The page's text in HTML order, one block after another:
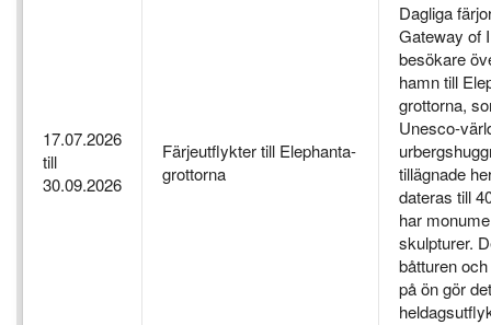
17.07.2026
till
30.09.2026
Färjeutflykter till Elephanta-
grottorna
Dagliga
Gateway of
besökare
hamn till
grottorna,
Unesco-
tillägnade
dateras till
har
skulpturer.
båtturen
på ön gör